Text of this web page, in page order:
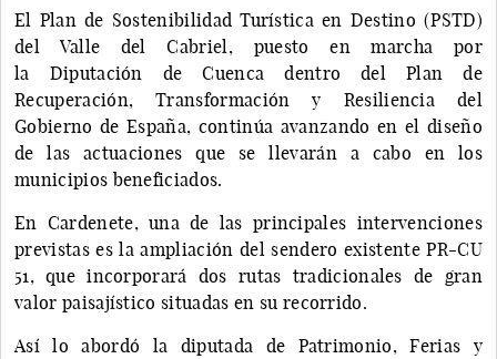
El Plan de Sostenibilidad Turística en Destino (PSTD)
del Valle del Cabriel, puesto en marcha por
la Diputación de Cuenca dentro del Plan de
Recuperación, Transformación y Resiliencia del
Gobierno de España, continúa avanzando en el diseño
de las actuaciones que se llevarán a cabo en los
municipios beneficiados.
En Cardenete, una de las principales intervenciones
previstas es la ampliación del sendero existente PR-CU
51, que incorporará dos rutas tradicionales de gran
valor paisajístico situadas en su recorrido.
Así lo abordó la diputada de Patrimonio, Ferias y